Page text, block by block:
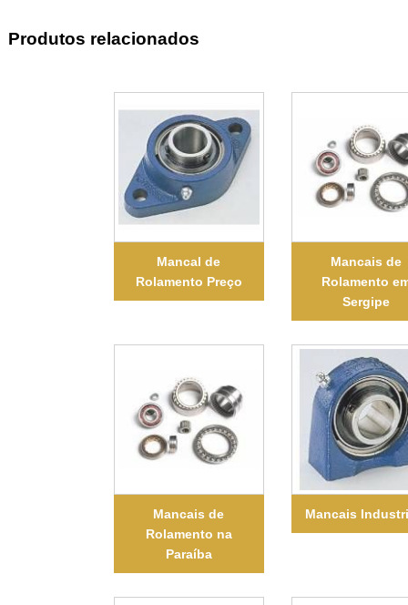
Produtos relacionados
Mancal de
Rolamento Preço
Mancais de
Rolamento
Sergipe
Mancais de
Rolamento na
Paraíba
Mancais